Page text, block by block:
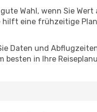
Wahl, wenn Sie
eine frühzeitige
Daten und
besten in Ihre